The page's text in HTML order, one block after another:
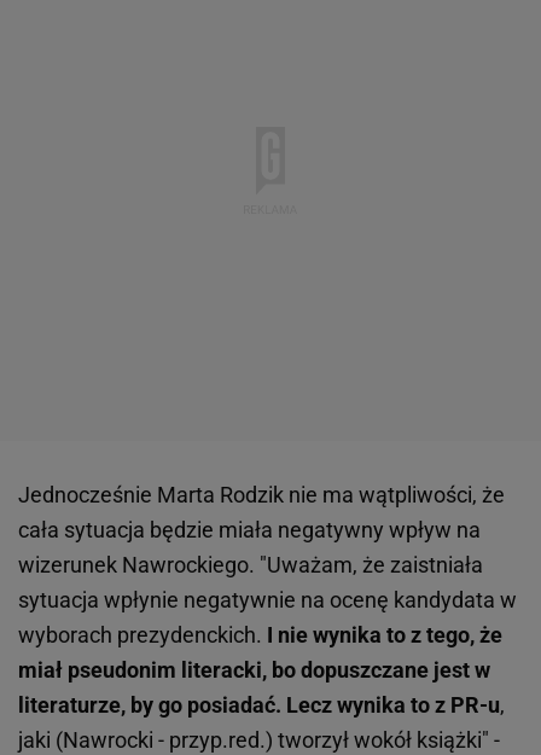
Jednocześnie Marta Rodzik nie ma wątpliwości, że
cała sytuacja będzie miała negatywny wpływ na
wizerunek Nawrockiego. "Uważam, że zaistniała
sytuacja wpłynie negatywnie na ocenę kandydata w
wyborach prezydenckich. I nie wynika to z tego, że
miał pseudonim literacki, bo dopuszczane jest w
literaturze, by go posiadać. Lecz wynika to z PR-u,
jaki (Nawrocki - przyp.red.) tworzył wokół książki" -